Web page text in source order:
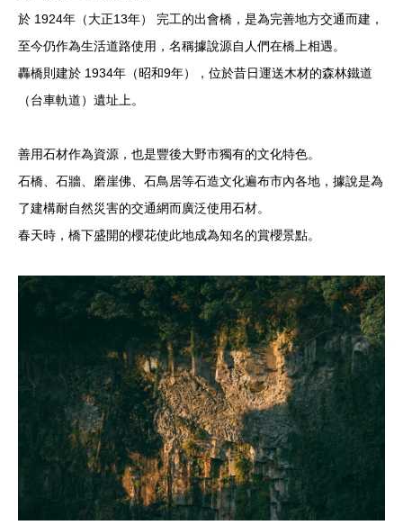
於 1924年（大正13年） 完工的出會橋，是為完善地方交通而建，
至今仍作為生活道路使用，名稱據說源自人們在橋上相遇。
轟橋則建於 1934年（昭和9年），位於昔日運送木材的森林鐵道
（台車軌道）遺址上。
善用石材作為資源，也是豐後大野市獨有的文化特色。
石橋、石牆、磨崖佛、石鳥居等石造文化遍布市內各地，據說是為
了建構耐自然災害的交通網而廣泛使用石材。
春天時，橋下盛開的櫻花使此地成為知名的賞櫻景點。